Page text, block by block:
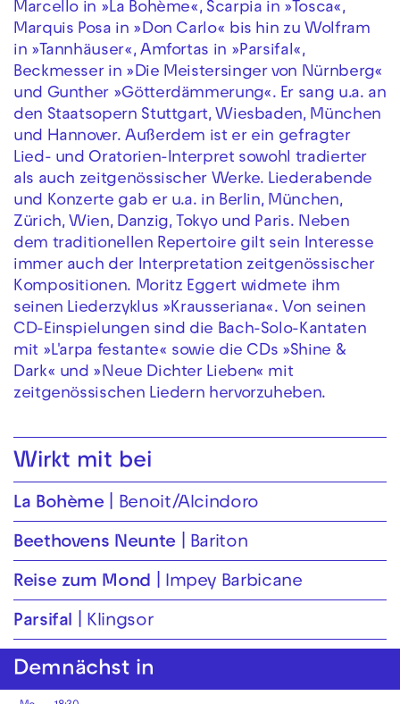
Marcello in »La Bohème«, Scarpia in »Tosca«,
Marquis Posa in »Don Carlo« bis hin zu Wolfram
in »Tannhäuser«, Amfortas in »Parsifal«,
Beckmesser in »Die Meistersinger von Nürnberg«
und Gunther »Götterdämmerung«. Er sang u.a. an
den Staatsopern Stuttgart, Wiesbaden, München
und Hannover. Außerdem ist er ein gefragter
Lied- und Oratorien-Interpret sowohl tradierter
als auch zeitgenössischer Werke. Liederabende
und Konzerte gab er u.a. in Berlin, München,
Zürich, Wien, Danzig, Tokyo und Paris. Neben
dem traditionellen Repertoire gilt sein Interesse
immer auch der Interpretation zeitgenössischer
Kompositionen. Moritz Eggert widmete ihm
seinen Liederzyklus »Krausseriana«. Von seinen
CD-Einspielungen sind die Bach-Solo-Kantaten
mit »L'arpa festante« sowie die CDs »Shine &
Dark« und »Neue Dichter Lieben« mit
zeitgenössischen Liedern hervorzuheben.
Wirkt mit bei
La Bohème Benoit/Alcindoro
Beethovens Neunte Bariton
Reise zum Mond Impey Barbicane
Parsifal Klingsor
Demnächst in